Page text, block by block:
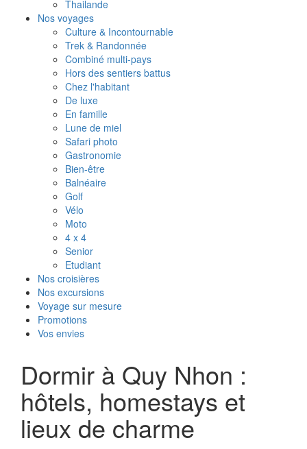
Thailande
Nos voyages
Culture & Incontournable
Trek & Randonnée
Combiné multi-pays
Hors des sentiers battus
Chez l'habitant
De luxe
En famille
Lune de miel
Safari photo
Gastronomie
Bien-être
Balnéaire
Golf
Vélo
Moto
4 x 4
Senior
Etudiant
Nos croisières
Nos excursions
Voyage sur mesure
Promotions
Vos envies
Dormir à Quy Nhon :
hôtels, homestays et
lieux de charme